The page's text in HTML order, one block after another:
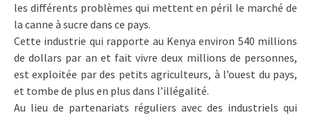
les différents problèmes qui mettent en péril le marché de
la canne à sucre dans ce pays.
Cette industrie qui rapporte au Kenya environ 540 millions
de dollars par an et fait vivre deux millions de personnes,
est exploitée par des petits agriculteurs, à l’ouest du pays,
et tombe de plus en plus dans l’illégalité.
Au lieu de partenariats réguliers avec des industriels qui